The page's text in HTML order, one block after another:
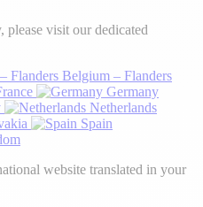
visit our dedicated
Belgium – Flanders
Germany
Netherlands
Spain
website translated in your